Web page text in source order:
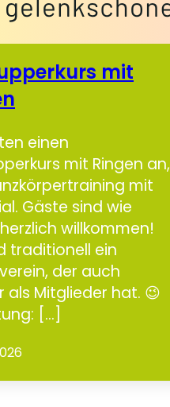
mit
einen
mit Ringen an,
mit
Gäste sind wie
willkommen!
traditionell ein
der auch
als Mitglieder hat. 😉
[…]